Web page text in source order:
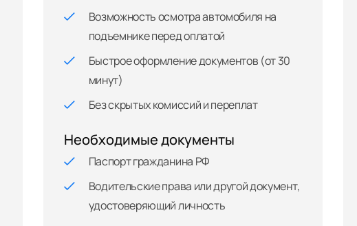
Возможность осмотра автомобиля на
подъемнике перед оплатой
Быстрое оформление документов (от 30
минут)
Без скрытых комиссий и переплат
Необходимые документы
Паспорт гражданина РФ
Водительские права или другой документ,
удостоверяющий личность